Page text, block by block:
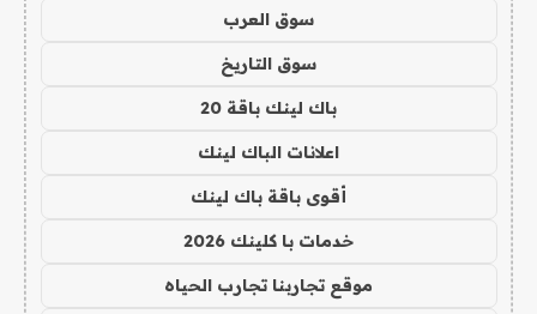
سوق العرب
سوق التاريخ
باك لينك باقة 20
اعلانات الباك لينك
أقوى باقة باك لينك
خدمات با كلينك 2026
موقع تجاربنا تجارب الحياه